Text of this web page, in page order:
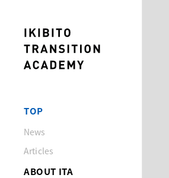
TOP
News
Articles
ABOUT ITA